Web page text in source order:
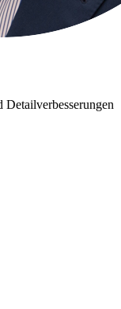
Detailverbesserungen